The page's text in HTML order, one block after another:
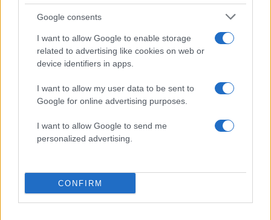
Google consents
I want to allow Google to enable storage
related to advertising like cookies on web or
device identifiers in apps.
I want to allow my user data to be sent to
Google for online advertising purposes.
I want to allow Google to send me
personalized advertising.
CONFIRM
ΝΙΚΟΣ ΠΑΠΑΝΔΡΕΟΥ
Share:
Ακολουθήστε το Νewsit.gr στο
τελευταία νέατης ημέρας
Ryanair: «Ένα κομμάτι του προσώπου του
ήταν σαν πλαστελίνη», συγκλονίζει η